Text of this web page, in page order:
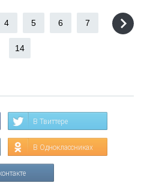
4 5 6 7
14
В Твиттере
В Одноклассниках